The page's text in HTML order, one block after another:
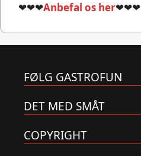
❤❤❤Anbefal os her❤❤❤
FØLG GASTROFUN
DET MED SMÅT
COPYRIGHT